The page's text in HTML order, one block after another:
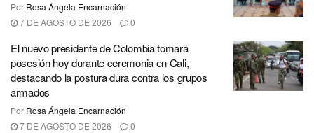
Por Rosa Ángela Encarnación
7 DE AGOSTO DE 2026
0
El nuevo presidente de Colombia tomará
posesión hoy durante ceremonia en Cali,
destacando la postura dura contra los grupos
armados
Por Rosa Ángela Encarnación
7 DE AGOSTO DE 2026
0